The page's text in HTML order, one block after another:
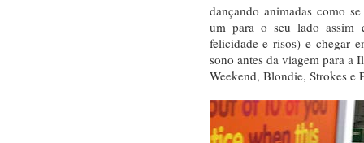
dançando animadas como
um para o seu lado assim
felicidade e risos) e chegar
sono antes da viagem para a
Weekend, Blondie, Strokes e